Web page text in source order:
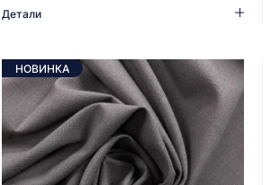
Детали
НОВИНКА